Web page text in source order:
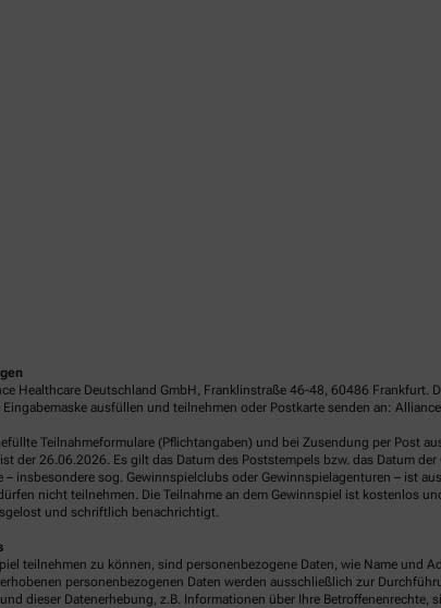
Healthcare Deutschland GmbH, Franklinstraße 46-48, 60486
ausfüllen und teilnehmen oder Postkarte senden an:
Teilnahmeformulare (Pflichtangaben) und bei Zusendung per Post
der 26.06.2026. Es gilt das Datum des Poststempels bzw. das Datum
– insbesondere sog. Gewinnspielclubs oder Gewinnspielagenturen – ist
nicht teilnehmen. Die Teilnahme an dem Gewinnspiel ist kostenlos
und schriftlich benachrichtigt.
teilnehmen zu können, sind personenbezogene Daten, wie Name und
personenbezogenen Daten werden ausschließlich zur
dieser Datenerhebung, z.B. Informationen über Ihre Betroffenenrechte,